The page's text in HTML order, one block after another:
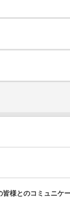
皆様とのコミュニケ